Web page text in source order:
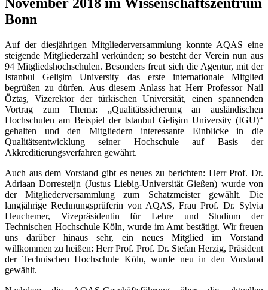
Bonn
Auf der diesjährigen Mitgliederversammlung konnte AQAS eine
steigende Mitgliederzahl verkünden; so besteht der Verein nun aus
94 Mitgliedshochschulen. Besonders freut sich die Agentur, mit der
Istanbul Gelişim University das erste internationale Mitglied
begrüßen zu dürfen. Aus diesem Anlass hat Herr Professor Nail
Öztaş, Vizerektor der türkischen Universität, einen spannenden
Vortrag zum Thema: „Qualitätssicherung an ausländischen
Hochschulen am Beispiel der Istanbul Gelişim University (IGU)“
gehalten und den Mitgliedern interessante Einblicke in die
Qualitätsentwicklung seiner Hochschule auf Basis der
Akkreditierungsverfahren gewährt.
Auch aus dem Vorstand gibt es neues zu berichten: Herr Prof. Dr.
Adriaan Dorresteijn (Justus Liebig-Universität Gießen) wurde von
der Mitgliederversammlung zum Schatzmeister gewählt. Die
langjährige Rechnungsprüferin von AQAS, Frau Prof. Dr. Sylvia
Heuchemer, Vizepräsidentin für Lehre und Studium der
Technischen Hochschule Köln, wurde im Amt bestätigt. Wir freuen
uns darüber hinaus sehr, ein neues Mitglied im Vorstand
willkommen zu heißen: Herr Prof. Prof. Dr. Stefan Herzig, Präsident
der Technischen Hochschule Köln, wurde neu in den Vorstand
gewählt.